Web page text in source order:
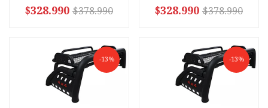
$328.990 $378.990 $328.990 $378.990
-13% -13%